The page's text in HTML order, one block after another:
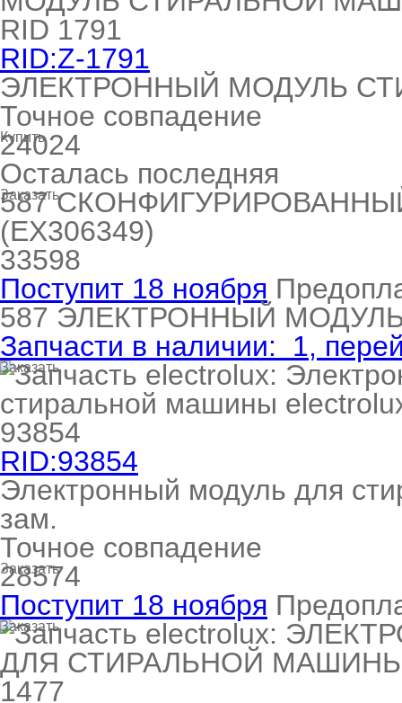
RID:Z-1791
ЭЛЕКТРОННЫЙ МОДУЛЬ
Точное совпадение
Купить
24024
Осталась последняя
Заказать
587
(EX306349)
33598
Поступит 18 ноября
587 ЭЛЕКТРОННЫЙ
Запчасти в наличии:
1,
Заказать
RID:93854
Электронный модуль для
зам.
Точное совпадение
Заказать
28574
Поступит 18 ноября
Заказать